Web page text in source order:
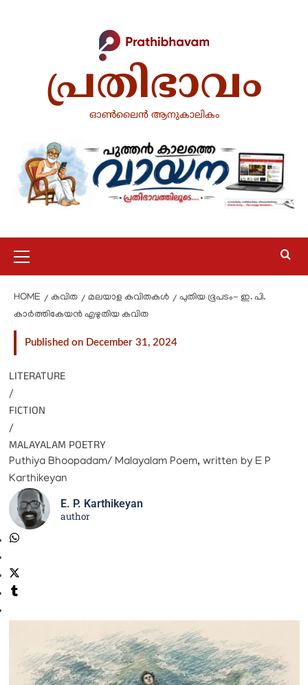
പ്രതിഭാവം
ഓൺലൈൻ ആനുകാലികം
HOME കവിത മലയാള കവിതകൾ
പുതിയ ഭൂപടം- ഇ. പി.
കാർത്തികേയൻ എഴുതിയ കവിത
Published on December 31, 2024
LITERATURE
/
FICTION
/
MALAYALAM POETRY
Puthiya Bhoopadam/ Malayalam Poem, written by E P
Karthikeyan
E. P. Karthikeyan
author